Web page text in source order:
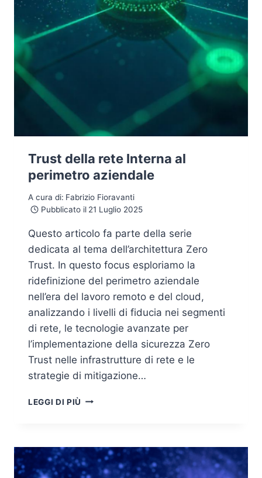
Trust della rete Interna al
perimetro aziendale
A cura di: Fabrizio Fioravanti
Pubblicato il 21 Luglio 2025
Questo articolo fa parte della serie
dedicata al tema dell’architettura Zero
Trust. In questo focus esploriamo la
ridefinizione del perimetro aziendale
nell’era del lavoro remoto e del cloud,
analizzando i livelli di fiducia nei segmenti
di rete, le tecnologie avanzate per
l’implementazione della sicurezza Zero
Trust nelle infrastrutture di rete e le
strategie di mitigazione…
LEGGI DI PIÙ TRUST
AL
PERIMETRO
AZIENDALE